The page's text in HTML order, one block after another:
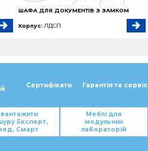
ШАФА ДЛЯ ДОКУМЕНТІВ З ЗАМКОМ
Корпус: ЛДСП
Сертифікати Гарантія та сервіс
Експерт,
Смарт
Меблі для
модульних
лабораторій